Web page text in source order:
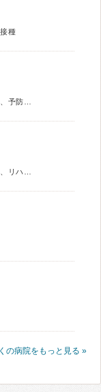
種
の病院をもっと見る »